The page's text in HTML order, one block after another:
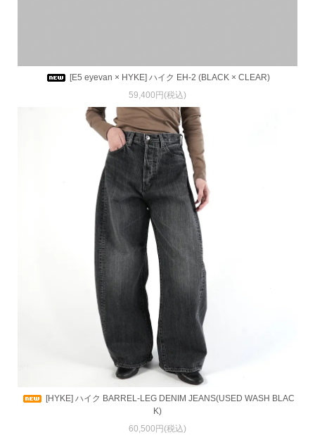
[E5 eyevan × HYKE] ハイク EH-2 (BLACK × CLEAR)
59,400円(税込)
[HYKE] ハイク BARREL-LEG DENIM JEANS(USED WASH BLAC
K)
60,500円(税込)